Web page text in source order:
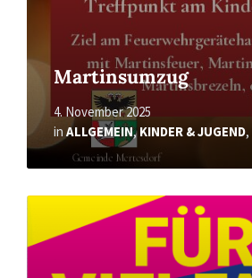
Martinsumzug
4. November 2025
in ALLGEMEIN,KINDER & JUGEND,
Read